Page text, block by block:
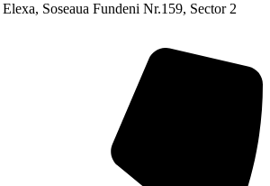
Soseaua Fundeni Nr.159, Sector 2